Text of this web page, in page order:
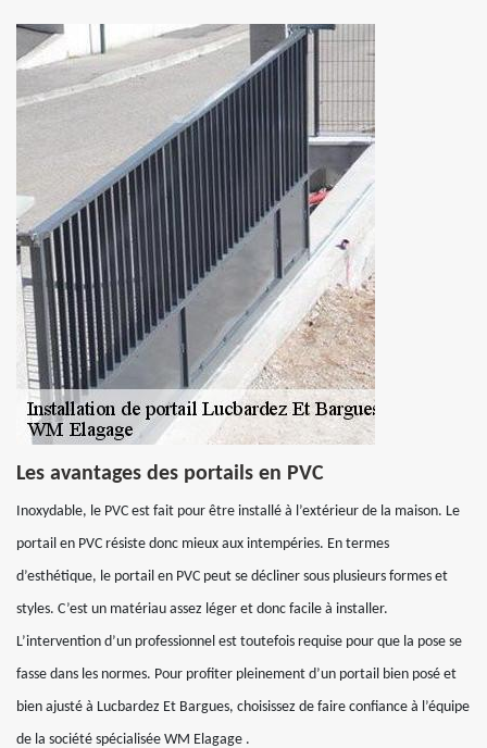
Les avantages des portails en PVC
Inoxydable, le PVC est fait pour être installé à l’extérieur de la maison. Le
portail en PVC résiste donc mieux aux intempéries. En termes
d’esthétique, le portail en PVC peut se décliner sous plusieurs formes et
styles. C’est un matériau assez léger et donc facile à installer.
L’intervention d’un professionnel est toutefois requise pour que la pose se
fasse dans les normes. Pour profiter pleinement d’un portail bien posé et
bien ajusté à Lucbardez Et Bargues, choisissez de faire confiance à l’équipe
de la société spécialisée WM Elagage .